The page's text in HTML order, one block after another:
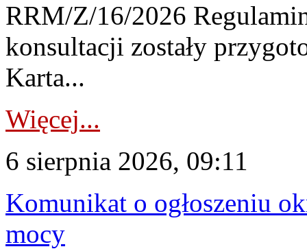
RRM/Z/16/2026
konsultacji zostały
Karta...
Więcej...
6 sierpnia 2026, 09:11
Komunikat o ogłoszeniu
mocy